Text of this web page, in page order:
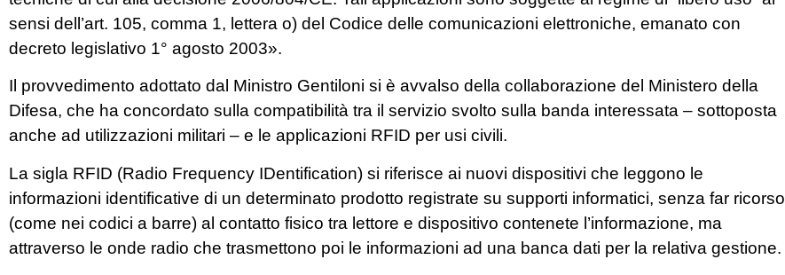
sensi dell’art. 105, comma 1, lettera o) del Codice delle comunicazioni elettroniche, emanato con
decreto legislativo 1° agosto 2003».
Il provvedimento adottato dal Ministro Gentiloni si è avvalso della collaborazione del Ministero della
Difesa, che ha concordato sulla compatibilità tra il servizio svolto sulla banda interessata – sottoposta
anche ad utilizzazioni militari – e le applicazioni RFID per usi civili.
La sigla RFID (Radio Frequency IDentification) si riferisce ai nuovi dispositivi che leggono le
informazioni identificative di un determinato prodotto registrate su supporti informatici, senza far ricorso
(come nei codici a barre) al contatto fisico tra lettore e dispositivo contenete l’informazione, ma
attraverso le onde radio che trasmettono poi le informazioni ad una banca dati per la relativa gestione.